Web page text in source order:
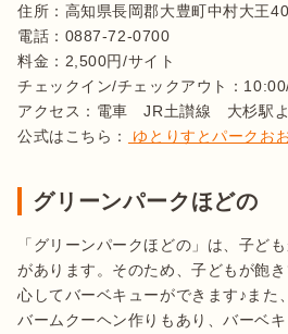
住所：高知県長岡郡大豊町中村大王
電話：0887-72-0700
料金：2,500円/サイト
チェックイン/チェックアウト：
アクセス：電車　JR土讃線　大杉駅
公式はこちら：
ゆとりすとパークお
グリーンパークほどの
「グリーンパークほどの」は、子ど
があります。そのため、子どもが飽
心してバーベキューができます♪また
バームクーヘン作りもあり、バーベ